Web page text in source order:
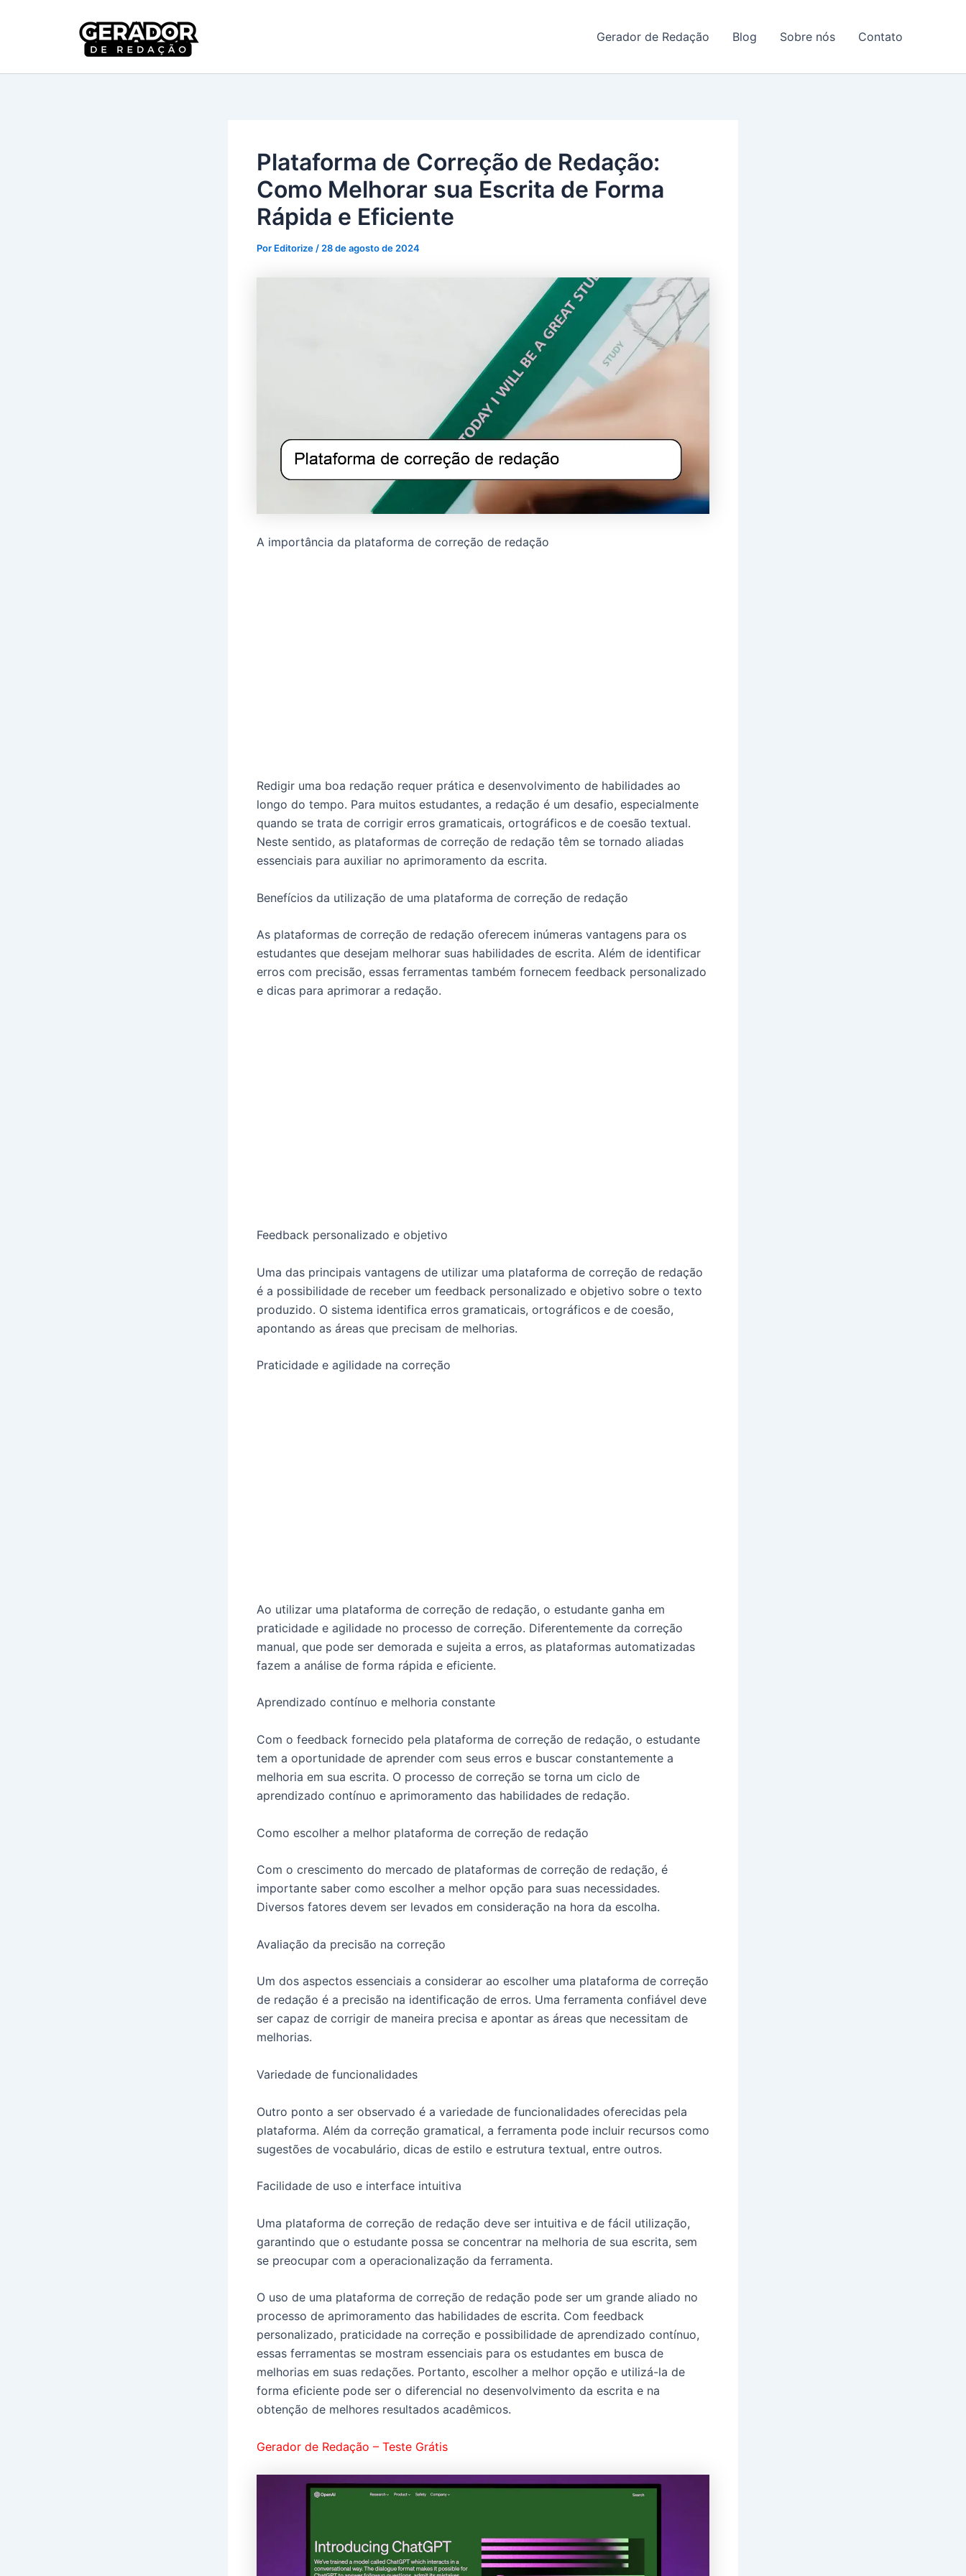
Gerador de Redação Blog Sobre nós Contato
Plataforma de Correção de Redação:
Como Melhorar sua Escrita de Forma
Rápida e Eficiente
Por Editorize / 28 de agosto de 2024
A importância da plataforma de correção de redação
Redigir uma boa redação requer prática e desenvolvimento de habilidades ao
longo do tempo. Para muitos estudantes, a redação é um desafio, especialmente
quando se trata de corrigir erros gramaticais, ortográficos e de coesão textual.
Neste sentido, as plataformas de correção de redação têm se tornado aliadas
essenciais para auxiliar no aprimoramento da escrita.
Benefícios da utilização de uma plataforma de correção de redação
As plataformas de correção de redação oferecem inúmeras vantagens para os
estudantes que desejam melhorar suas habilidades de escrita. Além de identificar
erros com precisão, essas ferramentas também fornecem feedback personalizado
e dicas para aprimorar a redação.
Feedback personalizado e objetivo
Uma das principais vantagens de utilizar uma plataforma de correção de redação
é a possibilidade de receber um feedback personalizado e objetivo sobre o texto
produzido. O sistema identifica erros gramaticais, ortográficos e de coesão,
apontando as áreas que precisam de melhorias.
Praticidade e agilidade na correção
Ao utilizar uma plataforma de correção de redação, o estudante ganha em
praticidade e agilidade no processo de correção. Diferentemente da correção
manual, que pode ser demorada e sujeita a erros, as plataformas automatizadas
fazem a análise de forma rápida e eficiente.
Aprendizado contínuo e melhoria constante
Com o feedback fornecido pela plataforma de correção de redação, o estudante
tem a oportunidade de aprender com seus erros e buscar constantemente a
melhoria em sua escrita. O processo de correção se torna um ciclo de
aprendizado contínuo e aprimoramento das habilidades de redação.
Como escolher a melhor plataforma de correção de redação
Com o crescimento do mercado de plataformas de correção de redação, é
importante saber como escolher a melhor opção para suas necessidades.
Diversos fatores devem ser levados em consideração na hora da escolha.
Avaliação da precisão na correção
Um dos aspectos essenciais a considerar ao escolher uma plataforma de correção
de redação é a precisão na identificação de erros. Uma ferramenta confiável deve
ser capaz de corrigir de maneira precisa e apontar as áreas que necessitam de
melhorias.
Variedade de funcionalidades
Outro ponto a ser observado é a variedade de funcionalidades oferecidas pela
plataforma. Além da correção gramatical, a ferramenta pode incluir recursos como
sugestões de vocabulário, dicas de estilo e estrutura textual, entre outros.
Facilidade de uso e interface intuitiva
Uma plataforma de correção de redação deve ser intuitiva e de fácil utilização,
garantindo que o estudante possa se concentrar na melhoria de sua escrita, sem
se preocupar com a operacionalização da ferramenta.
O uso de uma plataforma de correção de redação pode ser um grande aliado no
processo de aprimoramento das habilidades de escrita. Com feedback
personalizado, praticidade na correção e possibilidade de aprendizado contínuo,
essas ferramentas se mostram essenciais para os estudantes em busca de
melhorias em suas redações. Portanto, escolher a melhor opção e utilizá-la de
forma eficiente pode ser o diferencial no desenvolvimento da escrita e na
obtenção de melhores resultados acadêmicos.
Gerador de Redação – Teste Grátis